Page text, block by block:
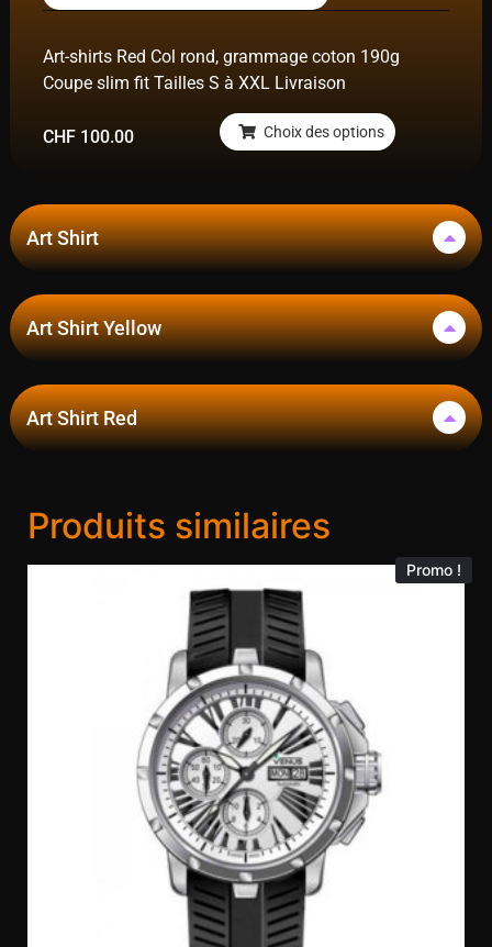
Art-shirts Red Col rond, grammage coton 190g
Coupe slim fit Tailles S à XXL Livraison
CHF 100.00 Choix des options
Art Shirt
Art Shirt Yellow
Art Shirt Red
Produits similaires
Promo !